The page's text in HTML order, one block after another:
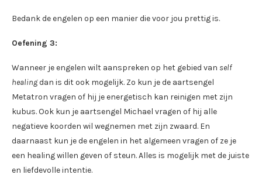
Bedank de engelen op een manier die voor jou prettig is.
Oefening 3:
Wanneer je engelen wilt aanspreken op het gebied van self
healingdan is dit ook mogelijk. Zo kun je de aartsengel
Metatron vragen of hij je energetisch kan reinigen met zijn
kubus. Ook kun je aartsengel Michael vragen of hij alle
negatieve koorden wil wegnemen met zijn zwaard. En
daarnaast kun je de engelen in het algemeen vragen of ze je
een healing willen geven of steun. Alles is mogelijk met de juiste
en liefdevolle intentie.